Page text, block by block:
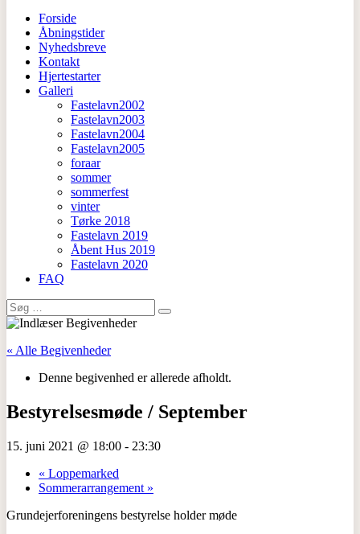
Forside
Åbningstider
Nyhedsbreve
Kontakt
Hjertestarter
Galleri
Fastelavn2002
Fastelavn2003
Fastelavn2004
Fastelavn2005
foraar
sommer
sommerfest
vinter
Tørke 2018
Fastelavn 2019
Åbent Hus 2019
Fastelavn 2020
FAQ
Search
for:
« Alle Begivenheder
Denne begivenhed er allerede afholdt.
Bestyrelsesmøde / September
15. juni 2021 @ 18:00 - 23:30
« Loppemarked
Sommerarrangement »
Grundejerforeningens bestyrelse holder møde